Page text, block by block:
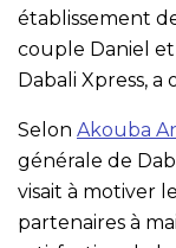
établissement
couple Daniel
Dabali Xpress,
Selon Akouba
générale de
visait à motiver
partenaires à